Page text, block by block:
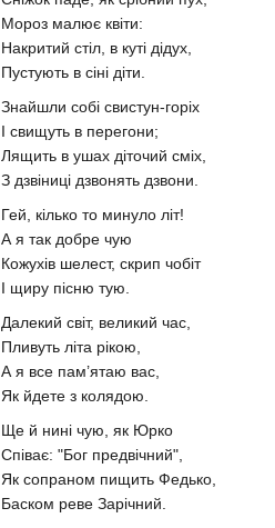
Мороз малює квіти:
Накритий стіл, в куті дідух,
Пустують в сіні діти.
Знайшли собі свистун-горіх
І свищуть в перегони;
Лящить в ушах діточий сміх,
З дзвіниці дзвонять дзвони.
Гей, кілько то минуло літ!
А я так добре чую
Кожухів шелест, скрип чобіт
І щиру пісню тую.
Далекий світ, великий час,
Пливуть літа рікою,
А я все пам’ятаю вас,
Як йдете з колядою.
Ще й нині чую, як Юрко
Співає: "Бог предвічний",
Як сопраном пищить Федько,
Баском реве Зарічний.